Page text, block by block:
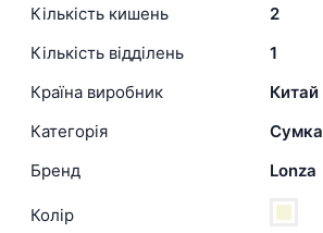
Кількість кишень
2
Кількість відділень
1
Країна виробник
Китай
Категорія
Сумка
Бренд
Lonza
Колір